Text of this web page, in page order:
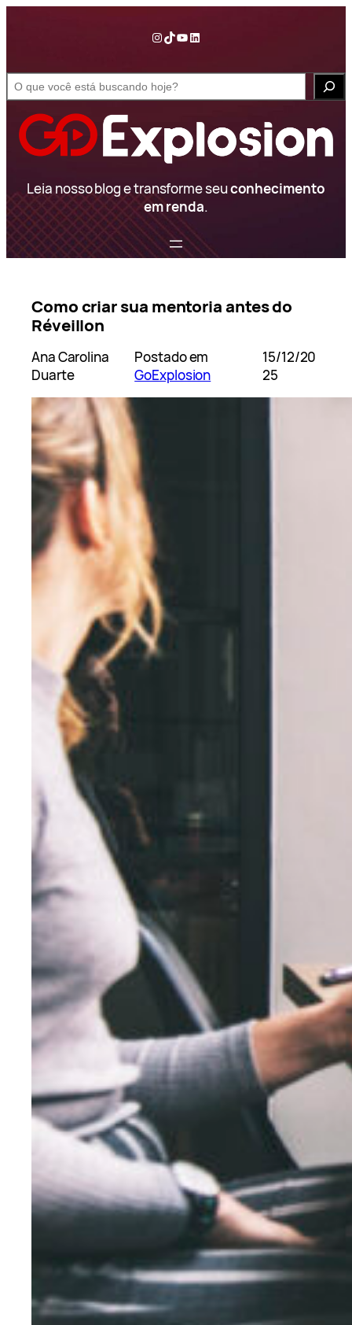
conteúdo
InstagramTikTok YouTube LinkedIn
e
Leia nosso blog e transforme seuconhecimento
em renda.
Como criar sua mentoria antes do
Réveillon
Ana Carolina
Duarte
Postado em
GoExplosion
15/12/20
25